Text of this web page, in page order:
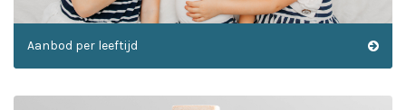
Aanbod per leeftijd